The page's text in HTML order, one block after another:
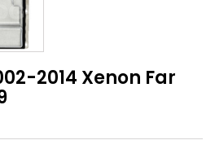
2014 Xenon Far